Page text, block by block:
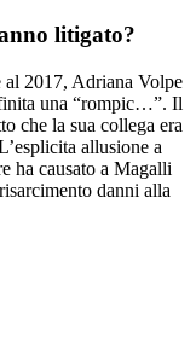
litigato?
al 2017, Adriana Volpe
una “rompic…”. Il
che la sua collega era
allusione a
ha causato a Magalli
danni alla